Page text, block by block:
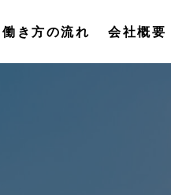
働き方の流れ 会社概要